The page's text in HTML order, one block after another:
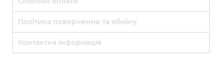
Політика повернення та обміну
Контактна інформація